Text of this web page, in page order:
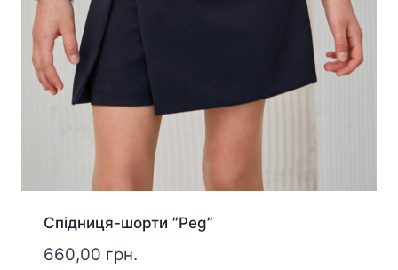
Спідниця-шорти ”Peg”
660,00 грн.